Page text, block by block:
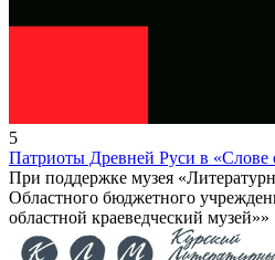
5
Патриоты Древней Руси в «Слове
При поддержке музея
Областного бюджетного
областной краеведческий музей»»